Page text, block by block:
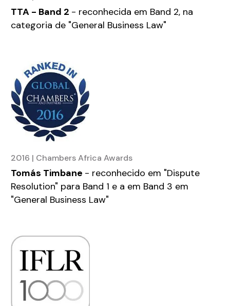
TTA - Band 2 - reconhecida em Band 2, na
categoria de "General Business Law"
2016 | Chambers Africa Awards
Tomás Timbane - reconhecido em "Dispute
Resolution" para Band 1 e a em Band 3 em
"General Business Law"